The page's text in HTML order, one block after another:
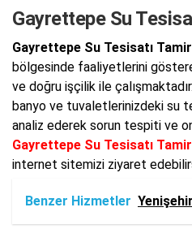
Gayrettepe Su
Gayrettepe Su Tesisatı
bölgesinde faaliyetlerini
ve doğru işçilik ile
banyo ve tuvaletlerinizdeki su
analiz ederek sorun tespiti ve
Gayrettepe Su Tesisatı
internet sitemizi ziyaret
Benzer Hizmetler